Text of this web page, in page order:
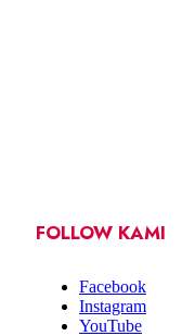
FOLLOW KAMI
Facebook
Instagram
YouTube